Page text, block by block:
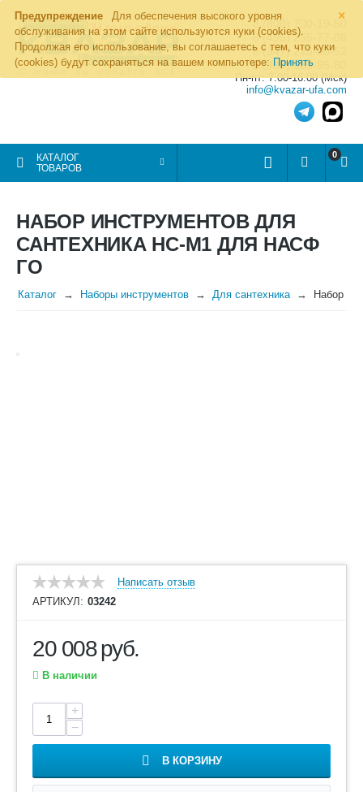
×
Предупреждение
Для обеспечения высокого уровня
обслуживания на этом сайте используются куки (cookies).
Продолжая его использование, вы соглашаетесь с тем, что куки
(cookies) будут сохраняться на вашем компьютере: Принять
8 (800) 700-19-50
8 (495) 255-77-08
8 (347) 225-00-52
8 (986) 963-95-80
Пн-пт: 7.00-16.00 (Мск)
info@kvazar-ufa.com
КАТАЛОГ
ТОВАРОВ
0
НАБОР ИНСТРУМЕНТОВ ДЛЯ
САНТЕХНИКА НС-М1 ДЛЯ НАСФ
ГО
Каталог Наборы инструментов Для сантехника Набор
Написать отзыв
АРТИКУЛ: 03242
20 008руб.
В наличии
+
−
В КОРЗИНУ